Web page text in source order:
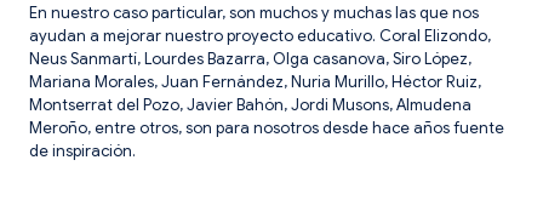
En nuestro caso particular, son muchos y muchas las que nos
ayudan a mejorar nuestro proyecto educativo. Coral Elizondo,
Neus Sanmartí, Lourdes Bazarra, Olga casanova, Siro López,
Mariana Morales, Juan Fernández, Nuria Murillo, Héctor Ruiz,
Montserrat del Pozo, Javier Bahón, Jordi Musons, Almudena
Meroño, entre otros, son para nosotros desde hace años fuente
de inspiración.